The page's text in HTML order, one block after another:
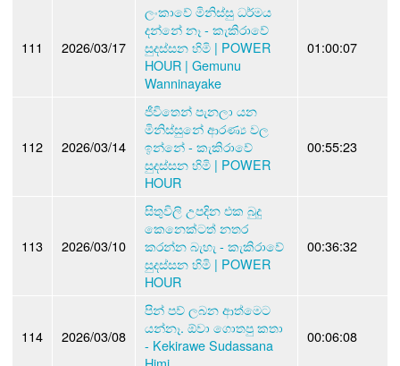
111 2026/03/17
ලංකාවේ මිනිස්සු ධර්මය
දන්නේ නෑ - කැකිරාවේ
සුදස්සන හිමි | POWER
HOUR | Gemunu
Wanninayake
01:00:07
112 2026/03/14
ජීවිතෙන් පැනලා යන
මිනිස්සුනේ ආරණ්‍ය වල
ඉන්නේ - කැකිරාවේ
සුදස්සන හිමි | POWER
HOUR
00:55:23
113 2026/03/10
සිතුවිලි උපදින එක බුදු
කෙනෙක්ටත් නතර
කරන්න බැහැ - කැකිරාවේ
සුදස්සන හිමි | POWER
HOUR
00:36:32
114 2026/03/08
පින් පව් ලබන ආත්මෙට
යන්නෑ. ඕවා ගොතපු කතා
- Kekirawe Sudassana
00:06:08